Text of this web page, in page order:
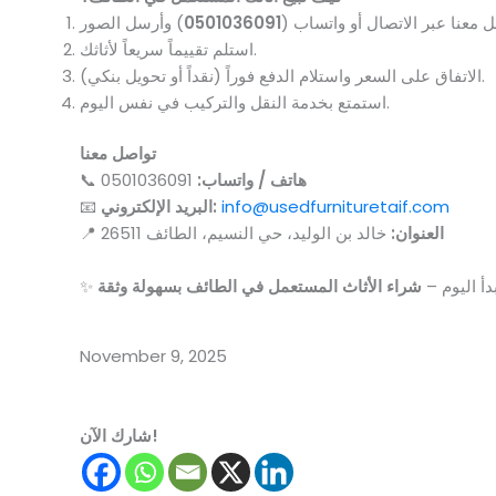
معنا عبر الاتصال أو واتساب (0501036091
استلم تقييماً سريعاً لأثاثك.
الاتفاق على السعر واستلام الدفع فوراً (نقداً أو تحويل بنكي).
استمتع بخدمة النقل والتركيب في نفس اليوم.
تواصل معنا
📞
هاتف / واتساب:
📧
البريد الإلكتروني: info@usedfurnituretaif.com
📍
العنوان: خالد بن الوليد، حي النسيم، الطائف 26511
ابدأ اليوم –
November 9, 2025
شارك الآن!